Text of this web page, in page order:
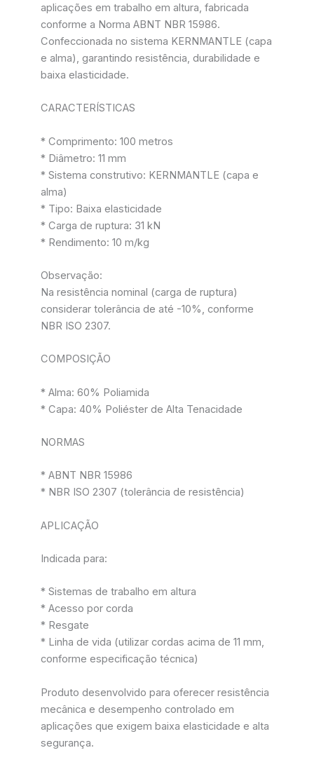
aplicações em trabalho em altura, fabricada
conforme a Norma ABNT NBR 15986.
Confeccionada no sistema KERNMANTLE (capa
e alma), garantindo resistência, durabilidade e
baixa elasticidade.
CARACTERÍSTICAS
* Comprimento: 100 metros
* Diâmetro: 11 mm
* Sistema construtivo: KERNMANTLE (capa e
alma)
* Tipo: Baixa elasticidade
* Carga de ruptura: 31 kN
* Rendimento: 10 m/kg
Observação:
Na resistência nominal (carga de ruptura)
considerar tolerância de até -10%, conforme
NBR ISO 2307.
COMPOSIÇÃO
* Alma: 60% Poliamida
* Capa: 40% Poliéster de Alta Tenacidade
NORMAS
* ABNT NBR 15986
* NBR ISO 2307 (tolerância de resistência)
APLICAÇÃO
Indicada para:
* Sistemas de trabalho em altura
* Acesso por corda
* Resgate
* Linha de vida (utilizar cordas acima de 11 mm,
conforme especificação técnica)
Produto desenvolvido para oferecer resistência
mecânica e desempenho controlado em
aplicações que exigem baixa elasticidade e alta
segurança.